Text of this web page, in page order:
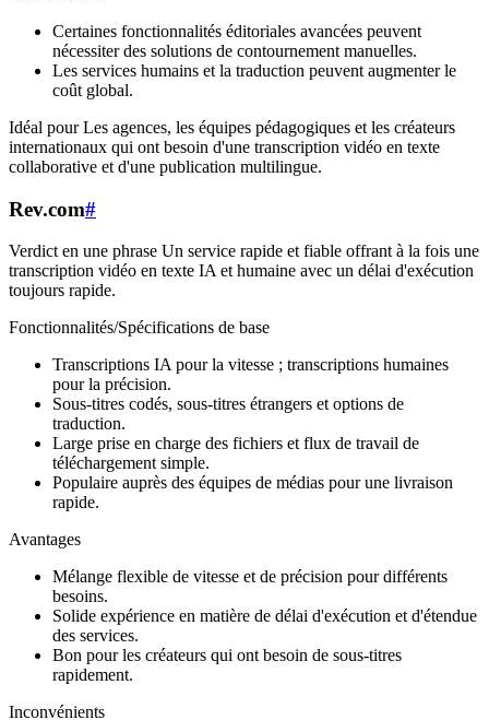
Certaines fonctionnalités éditoriales avancées peuvent
nécessiter des solutions de contournement manuelles.
Les services humains et la traduction peuvent augmenter le
coût global.
Idéal pour Les agences, les équipes pédagogiques et les créateurs
internationaux qui ont besoin d'une transcription vidéo en texte
collaborative et d'une publication multilingue.
Rev.com#
Verdict en une phrase Un service rapide et fiable offrant à la fois une
transcription vidéo en texte IA et humaine avec un délai d'exécution
toujours rapide.
Fonctionnalités/Spécifications de base
Transcriptions IA pour la vitesse ; transcriptions humaines
pour la précision.
Sous-titres codés, sous-titres étrangers et options de
traduction.
Large prise en charge des fichiers et flux de travail de
téléchargement simple.
Populaire auprès des équipes de médias pour une livraison
rapide.
Avantages
Mélange flexible de vitesse et de précision pour différents
besoins.
Solide expérience en matière de délai d'exécution et d'étendue
des services.
Bon pour les créateurs qui ont besoin de sous-titres
rapidement.
Inconvénients